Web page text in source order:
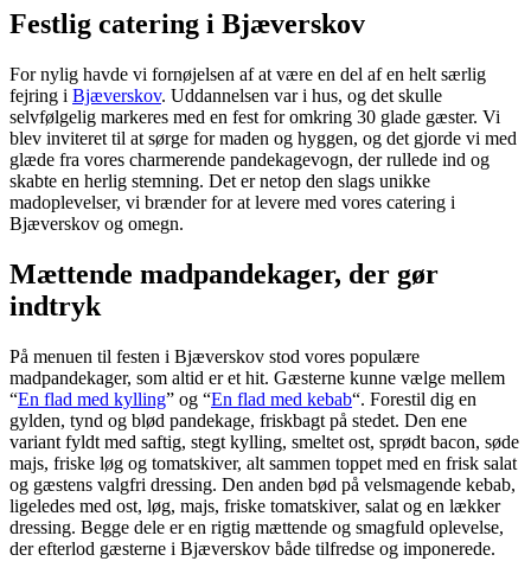
Festlig catering i Bjæverskov
For nylig havde vi fornøjelsen af at være en del af en helt særlig
fejring i Bjæverskov. Uddannelsen var i hus, og det skulle
selvfølgelig markeres med en fest for omkring 30 glade gæster. Vi
blev inviteret til at sørge for maden og hyggen, og det gjorde vi med
glæde fra vores charmerende pandekagevogn, der rullede ind og
skabte en herlig stemning. Det er netop den slags unikke
madoplevelser, vi brænder for at levere med vores catering i
Bjæverskov og omegn.
Mættende madpandekager, der gør
indtryk
På menuen til festen i Bjæverskov stod vores populære
madpandekager, som altid er et hit. Gæsterne kunne vælge mellem
“En flad med kylling” og “En flad med kebab“. Forestil dig en
gylden, tynd og blød pandekage, friskbagt på stedet. Den ene
variant fyldt med saftig, stegt kylling, smeltet ost, sprødt bacon, søde
majs, friske løg og tomatskiver, alt sammen toppet med en frisk salat
og gæstens valgfri dressing. Den anden bød på velsmagende kebab,
ligeledes med ost, løg, majs, friske tomatskiver, salat og en lækker
dressing. Begge dele er en rigtig mættende og smagfuld oplevelse,
der efterlod gæsterne i Bjæverskov både tilfredse og imponerede.